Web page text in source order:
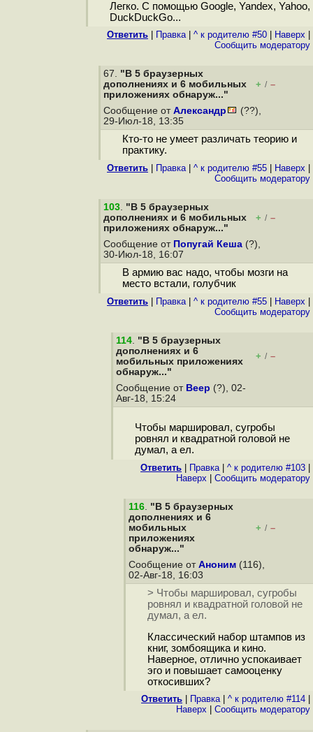
Легко. С помощью Google, Yandex, Yahoo,
DuckDuckGo...
Ответить Правка| ^ к родителю #50 Наверх
Cообщить модератору
67. "В 5 браузерных
дополнениях и 6 мобильных
приложениях обнаруж..."
+ / –
Сообщение от Александр
(??),
29-Июл-18, 13:35
Кто-то не умеет различать теорию и
практику.
Ответить Правка| ^ к родителю #55 Наверх
Cообщить модератору
103. "В 5 браузерных
дополнениях и 6 мобильных
приложениях обнаруж..."
+ / –
Сообщение от Попугай Кеша (?),
30-Июл-18, 16:07
В армию вас надо, чтобы мозги на
место встали, голубчик
Ответить Правка| ^ к родителю #55 Наверх
Cообщить модератору
114. "В 5 браузерных
дополнениях и 6
мобильных приложениях
обнаруж..."
+ / –
Сообщение от Веер (?), 02-
Авг-18, 15:24
Чтобы маршировал, сугробы
ровнял и квадратной головой не
думал, а ел.
Ответить Правка| ^ к родителю #103
Наверх
Cообщить модератору
116. "В 5 браузерных
дополнениях и 6
мобильных
приложениях
обнаруж..."
+ / –
Сообщение от Аноним (116),
02-Авг-18, 16:03
> Чтобы маршировал, сугробы
ровнял и квадратной головой не
думал, а ел.
Классический набор штампов из
книг, зомбоящика и кино.
Наверное, отлично успокаивает
эго и повышает самооценку
откосивших?
Ответить Правка| ^ к родителю #114
Наверх
Cообщить модератору